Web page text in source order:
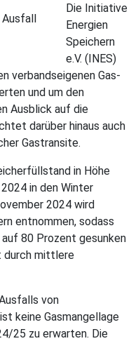
Die Initiative
Energien
Speichern
e.V. (INES)
verbandseigenen Gas-
und um den
Ausblick auf die
darüber hinaus auch
Gastransite.
in Höhe
in den Winter
2024 wird
entnommen, sodass
80 Prozent gesunken
durch mittlere
von
keine Gasmangellage
25 zu erwarten. Die